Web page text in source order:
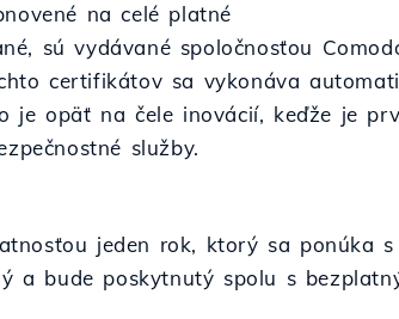
na celé platné
sú vydávané spoločnosťou
certifikátov sa vykonáva
je opäť na čele inovácií, keďže je
služby.
jeden rok, ktorý sa ponúka
a bude poskytnutý spolu s